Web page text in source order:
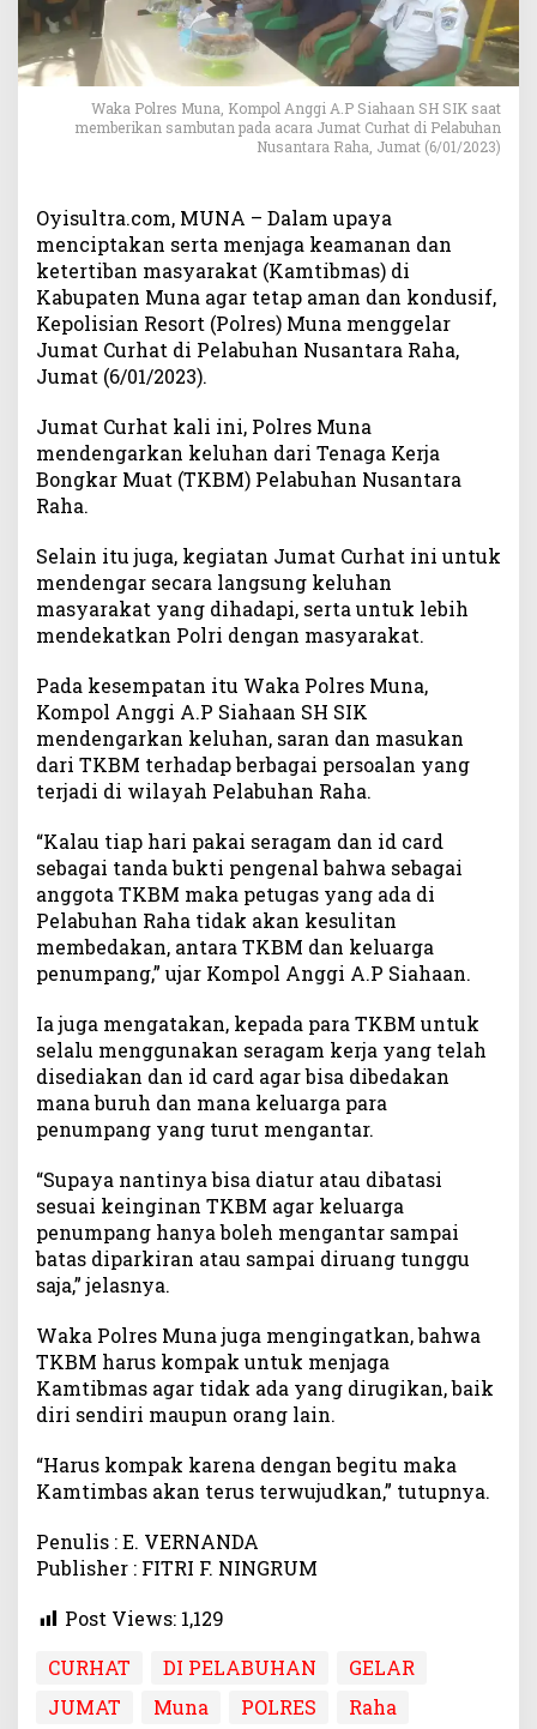
s
K
o
n
d
u
,
P
o
l
r
e
u
n
a
G
a
r
J
u
t
u
r
h
t
d
i
P
e
l
b
h
a
n
N
s
a
n
t
a
R
a
h
a
Waka Polres Muna, Kompol Anggi A.P Siahaan SH SIK saat
memberikan sambutan pada acara Jumat Curhat di Pelabuhan
Nusantara Raha, Jumat (6/01/2023)
Oyisultra.com, MUNA – Dalam upaya
menciptakan serta menjaga keamanan dan
ketertiban masyarakat (Kamtibmas) di
Kabupaten Muna agar tetap aman dan kondusif,
Kepolisian Resort (Polres) Muna menggelar
Jumat Curhat di Pelabuhan Nusantara Raha,
Jumat (6/01/2023).
Jumat Curhat kali ini, Polres Muna
mendengarkan keluhan dari Tenaga Kerja
Bongkar Muat (TKBM) Pelabuhan Nusantara
Raha.
Selain itu juga, kegiatan Jumat Curhat ini untuk
mendengar secara langsung keluhan
masyarakat yang dihadapi, serta untuk lebih
mendekatkan Polri dengan masyarakat.
Pada kesempatan itu Waka Polres Muna,
Kompol Anggi A.P Siahaan SH SIK
mendengarkan keluhan, saran dan masukan
dari TKBM terhadap berbagai persoalan yang
terjadi di wilayah Pelabuhan Raha.
“Kalau tiap hari pakai seragam dan id card
sebagai tanda bukti pengenal bahwa sebagai
anggota TKBM maka petugas yang ada di
Pelabuhan Raha tidak akan kesulitan
membedakan, antara TKBM dan keluarga
penumpang,” ujar Kompol Anggi A.P Siahaan.
Ia juga mengatakan, kepada para TKBM untuk
selalu menggunakan seragam kerja yang telah
disediakan dan id card agar bisa dibedakan
mana buruh dan mana keluarga para
penumpang yang turut mengantar.
“Supaya nantinya bisa diatur atau dibatasi
sesuai keinginan TKBM agar keluarga
penumpang hanya boleh mengantar sampai
batas diparkiran atau sampai diruang tunggu
saja,” jelasnya.
Waka Polres Muna juga mengingatkan, bahwa
TKBM harus kompak untuk menjaga
Kamtibmas agar tidak ada yang dirugikan, baik
diri sendiri maupun orang lain.
“Harus kompak karena dengan begitu maka
Kamtimbas akan terus terwujudkan,” tutupnya.
Penulis : E. VERNANDA
Publisher : FITRI F. NINGRUM
Post Views: 1,129
CURHAT
DI PELABUHAN
GELAR
JUMAT
Muna POLRES Raha